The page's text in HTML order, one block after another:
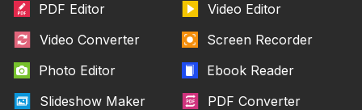
PDF Editor
Video Editor
Video Converter
Screen Recorder
Photo Editor
Ebook Reader
Slideshow Maker
PDF Converter